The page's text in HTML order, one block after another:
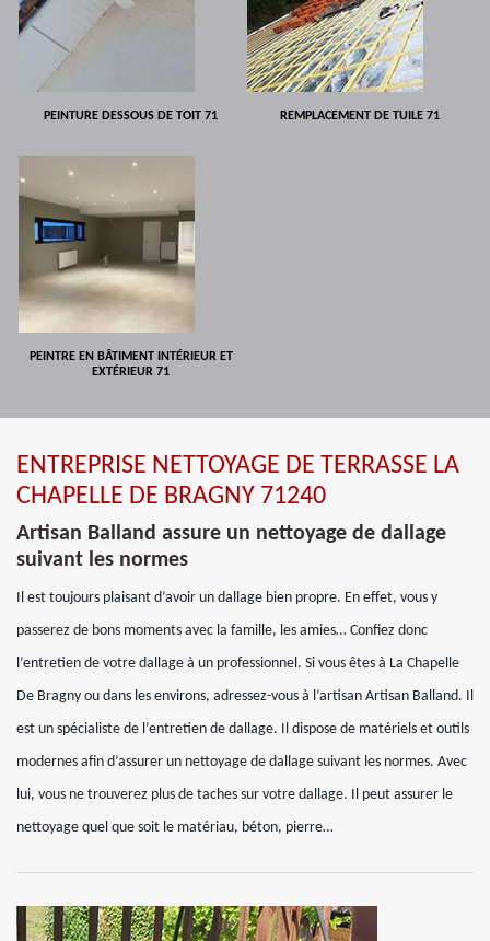
PEINTURE DESSOUS DE TOIT 71 REMPLACEMENT DE TUILE 71
PEINTRE EN BÂTIMENT INTÉRIEUR ET
EXTÉRIEUR 71
ENTREPRISE NETTOYAGE DE TERRASSE LA
CHAPELLE DE BRAGNY 71240
Artisan Balland assure un nettoyage de dallage
suivant les normes
Il est toujours plaisant d’avoir un dallage bien propre. En effet, vous y
passerez de bons moments avec la famille, les amies… Confiez donc
l’entretien de votre dallage à un professionnel. Si vous êtes à La Chapelle
De Bragny ou dans les environs, adressez-vous à l’artisan Artisan Balland. Il
est un spécialiste de l’entretien de dallage. Il dispose de matériels et outils
modernes afin d’assurer un nettoyage de dallage suivant les normes. Avec
lui, vous ne trouverez plus de taches sur votre dallage. Il peut assurer le
nettoyage quel que soit le matériau, béton, pierre…